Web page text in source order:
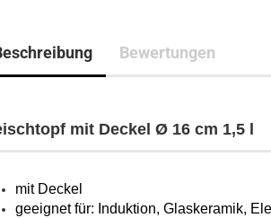
Bewertungen
mit Deckel Ø 16 cm 1,5 l
mit Deckel
geeignet für: Induktion, Glaskeramik,